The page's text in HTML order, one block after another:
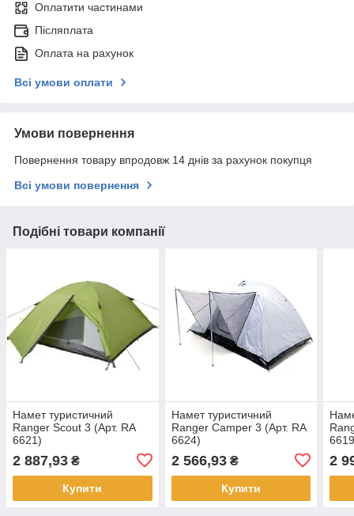
Оплатити частинами
Післяплата
Оплата на рахунок
Всі умови оплати
Умови повернення
Повернення товару впродовж 14 днів за рахунок покупця
Всі умови повернення
Подібні товари компанії
Намет туристичний
Ranger Scout 3 (Арт. RA
6621)
2 887,93 ₴
Купити
Намет туристичний
Ranger Сamper 3 (Арт. RA
6624)
2 566,93₴
Купити
2